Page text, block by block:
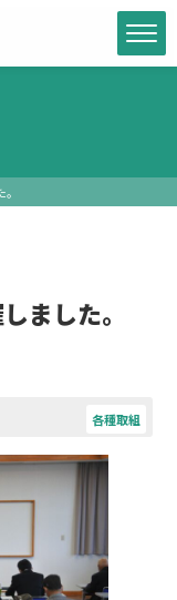
ました。
各種取組